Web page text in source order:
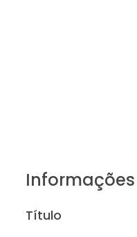
Título